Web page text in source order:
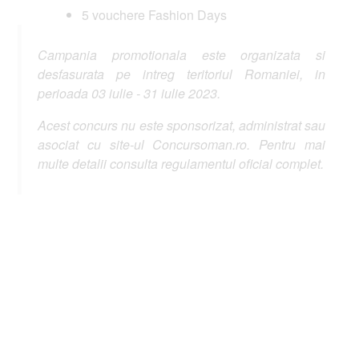
5 vouchere Fashion Days
Campania promotionala este organizata si
desfasurata pe intreg teritoriul Romaniei, in
perioada 03 iulie - 31 iulie 2023.
Acest concurs nu este sponsorizat, administrat sau
asociat cu site-ul Concursoman.ro. Pentru mai
multe detalii consulta regulamentul oficial complet.